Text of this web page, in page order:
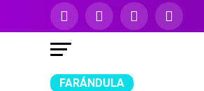
FARÁNDULA